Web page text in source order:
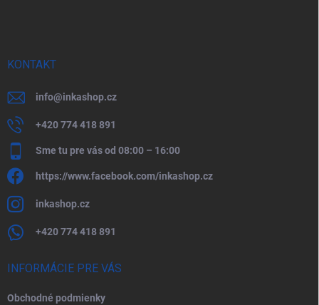
KONTAKT
info@inkashop.cz
+420 774 418 891
Sme tu pre vás od 08:00 – 16:00
https://www.facebook.com/inkashop.cz
inkashop.cz
+420 774 418 891
INFORMÁCIE PRE VÁS
Obchodné podmienky